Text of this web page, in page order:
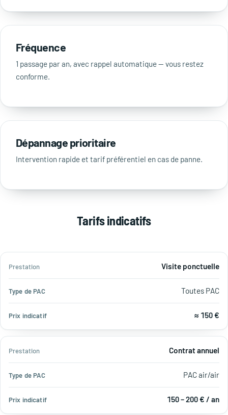
Fréquence
1 passage par an, avec rappel automatique — vous restez
conforme.
Dépannage prioritaire
Intervention rapide et tarif préférentiel en cas de panne.
Tarifs indicatifs
indicatif
Visite ponctuelle
Toutes PAC
≈ 150 €
Contrat annuel
PAC air/air
150 – 200 € / an